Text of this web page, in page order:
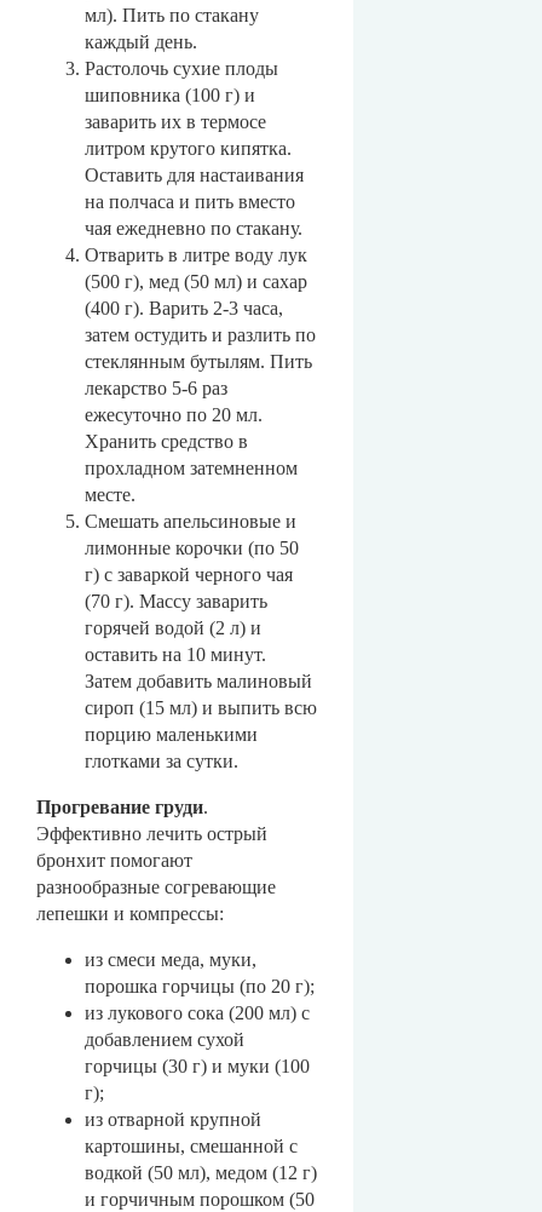
мл). Пить по стакану
каждый день.
Растолочь сухие плоды
шиповника (100 г) и
заварить их в термосе
литром крутого кипятка.
Оставить для настаивания
на полчаса и пить вместо
чая ежедневно по стакану.
Отварить в литре воду лук
(500 г), мед (50 мл) и сахар
(400 г). Варить 2-3 часа,
затем остудить и разлить по
стеклянным бутылям. Пить
лекарство 5-6 раз
ежесуточно по 20 мл.
Хранить средство в
прохладном затемненном
месте.
Смешать апельсиновые и
лимонные корочки (по 50
г) с заваркой черного чая
(70 г). Массу заварить
горячей водой (2 л) и
оставить на 10 минут.
Затем добавить малиновый
сироп (15 мл) и выпить всю
порцию маленькими
глотками за сутки.
Прогревание груди.
Эффективно лечить острый
бронхит помогают
разнообразные согревающие
лепешки и компрессы:
из смеси меда, муки,
порошка горчицы (по 20 г);
из лукового сока (200 мл) с
добавлением сухой
горчицы (30 г) и муки (100
г);
из отварной крупной
картошины, смешанной с
водкой (50 мл), медом (12 г)
и горчичным порошком (50